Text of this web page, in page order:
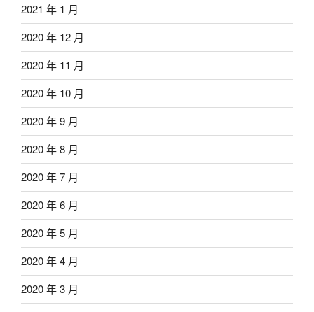
2021 年 1 月
2020 年 12 月
2020 年 11 月
2020 年 10 月
2020 年 9 月
2020 年 8 月
2020 年 7 月
2020 年 6 月
2020 年 5 月
2020 年 4 月
2020 年 3 月